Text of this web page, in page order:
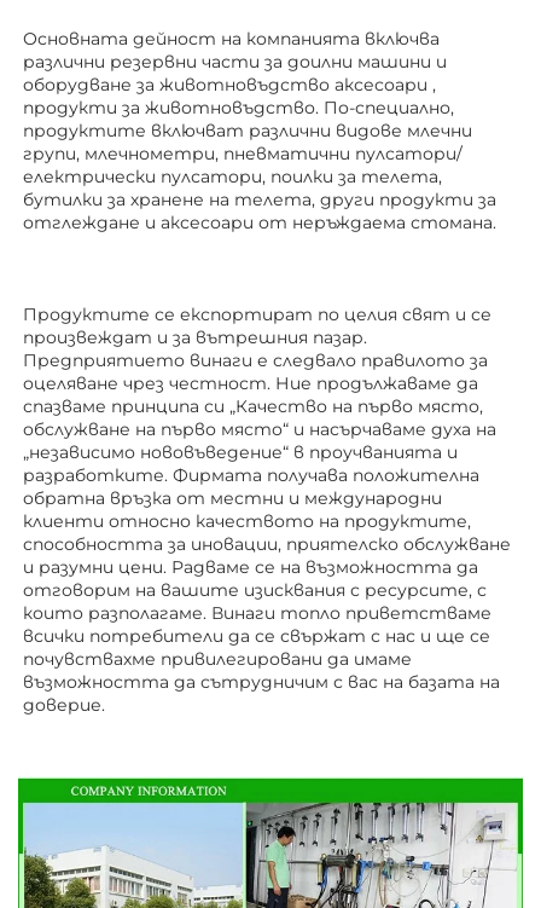
Основната дейност на компанията включва
различни резервни части за доилни машини и
оборудване за животновъдство аксесоари ,
продукти за животновъдство. По-специално,
продуктите включват различни видове млечни
групи, млечнометри, пневматични пулсатори/
електрически пулсатори, поилки за телета,
бутилки за хранене на телета, други продукти за
отглеждане и аксесоари от неръждаема стомана.
Продуктите се експортират по целия свят и се
произвеждат и за вътрешния пазар.
Предприятието винаги е следвало правилото за
оцеляване чрез честност. Ние продължаваме да
спазваме принципа си „Качество на първо място,
обслужване на първо място“ и насърчаваме духа на
„независимо нововъведение“ в проучванията и
разработките. Фирмата получава положителна
обратна връзка от местни и международни
клиенти относно качеството на продуктите,
способността за иновации, приятелско обслужване
и разумни цени. Радваме се на възможността да
отговорим на вашите изисквания с ресурсите, с
които разполагаме. Винаги топло приветстваме
всички потребители да се свържат с нас и ще се
почувствахме привилегировани да имаме
възможността да сътрудничим с вас на базата на
доверие.